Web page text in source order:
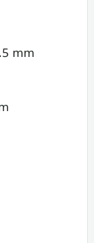
mm